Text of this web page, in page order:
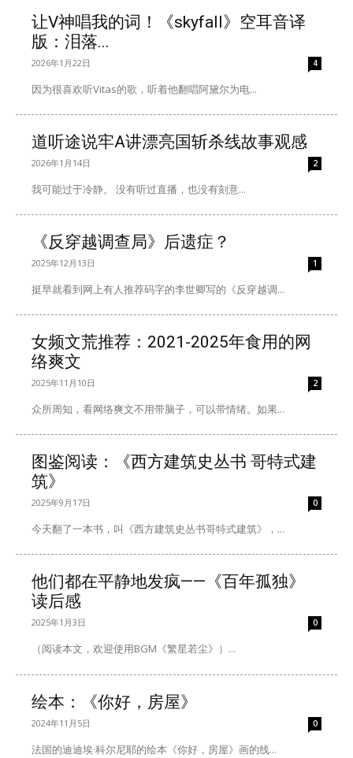
让V神唱我的词！《skyfall》空耳音译
版：泪落...
2026年1月22日 4
因为很喜欢听Vitas的歌，听着他翻唱阿黛尔为电...
道听途说牢A讲漂亮国斩杀线故事观感
2026年1月14日 2
我可能过于冷静。 没有听过直播，也没有刻意...
《反穿越调查局》后遗症？
2025年12月13日 1
挺早就看到网上有人推荐码字的李世卿写的《反穿越调...
女频文荒推荐：2021-2025年食用的网
络爽文
2025年11月10日 2
众所周知，看网络爽文不用带脑子，可以带情绪。如果...
图鉴阅读：《西方建筑史丛书 哥特式建
筑》
2025年9月17日 0
今天翻了一本书，叫《西方建筑史丛书哥特式建筑》，...
他们都在平静地发疯——《百年孤独》
读后感
2025年1月3日 0
（阅读本文，欢迎使用BGM《繁星若尘》）...
绘本：《你好，房屋》
2024年11月5日 0
法国的迪迪埃·科尔尼耶的绘本《你好，房屋》画的线...